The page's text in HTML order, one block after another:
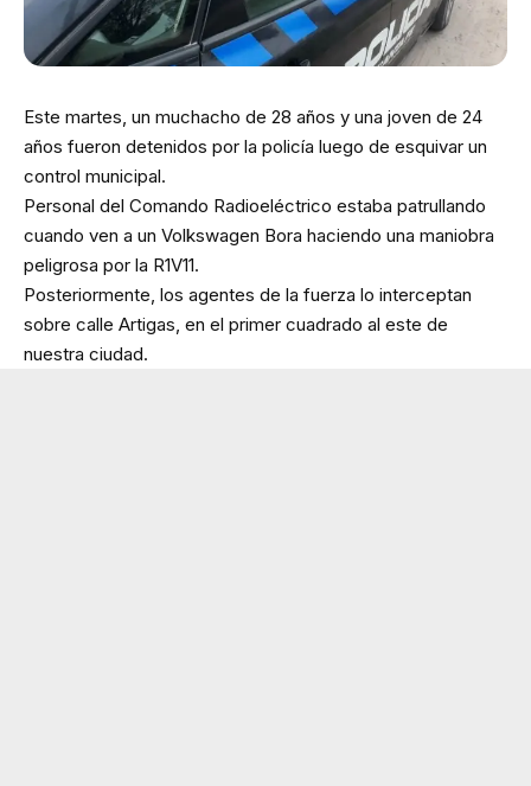
Este martes, un muchacho de 28 años y una joven de 24
años fueron detenidos por la policía luego de esquivar un
control municipal.
Personal del Comando Radioeléctrico estaba patrullando
cuando ven a un Volkswagen Bora haciendo una maniobra
peligrosa por la R1V11.
Posteriormente, los agentes de la fuerza lo interceptan
sobre calle Artigas, en el primer cuadrado al este de
nuestra ciudad.